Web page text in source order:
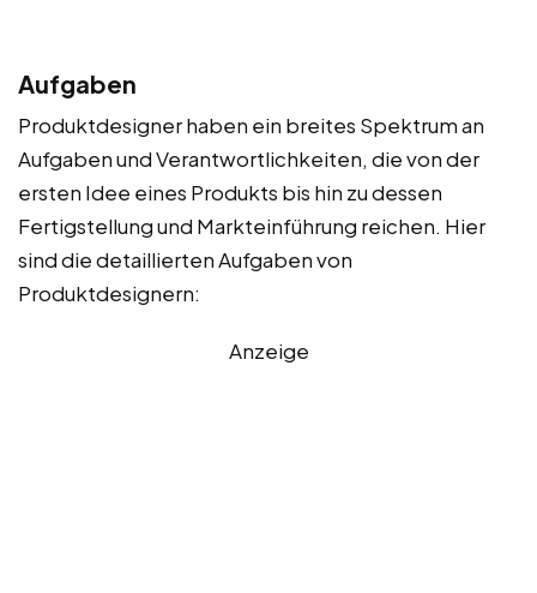
Aufgaben
Produktdesigner haben ein breites Spektrum an
Aufgaben und Verantwortlichkeiten, die von der
ersten Idee eines Produkts bis hin zu dessen
Fertigstellung und Markteinführung reichen. Hier
sind die detaillierten Aufgaben von
Produktdesignern:
Anzeige